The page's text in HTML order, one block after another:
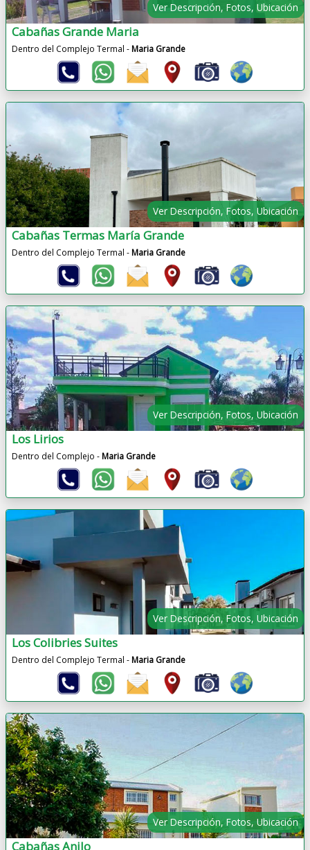
Ver Descripción, Fotos, Ubicación
Cabañas Grande Maria
Dentro del Complejo Termal -Maria Grande
Ver Descripción, Fotos, Ubicación
Cabañas Termas María Grande
Dentro del Complejo Termal -Maria Grande
Ver Descripción, Fotos, Ubicación
Los Lirios
Dentro del Complejo -Maria Grande
Ver Descripción, Fotos, Ubicación
Los Colibries Suites
Dentro del Complejo Termal -Maria Grande
Ver Descripción, Fotos, Ubicación
Cabañas Anilo